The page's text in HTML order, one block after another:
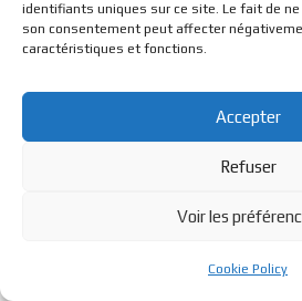
identifiants uniques sur ce site. Le fait de
son consentement peut affecter
caractéristiques et fonctions.
Accepter
Refuser
Voir les
Cookie Policy
Claude - 2023 - Tous